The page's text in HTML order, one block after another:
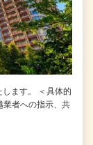
ます。 ＜具体的
業者への指示、共